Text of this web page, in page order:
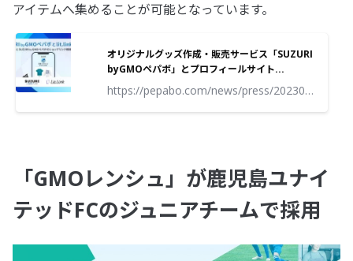
アイテムへ集めることが可能となっています。
オリジナルグッズ作成・販売サービス「SUZURI
byGMOペパボ」とプロフィールサイト...
https://pepabo.com/news/press/202307271200/
「GMOレンシュ」が鹿児島ユナイ
テッドFCのジュニアチームで採用